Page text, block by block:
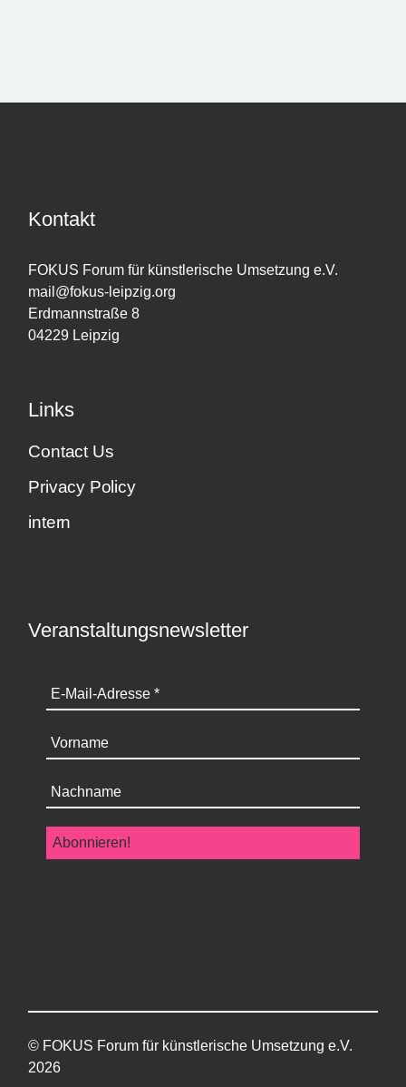
Kontakt
FOKUS Forum für künstlerische Umsetzung e.V.
mail@fokus-leipzig.org
Erdmannstraße 8
04229 Leipzig
Links
Contact Us
Privacy Policy
intern
Veranstaltungsnewsletter
© FOKUS Forum für künstlerische Umsetzung e.V.
2026